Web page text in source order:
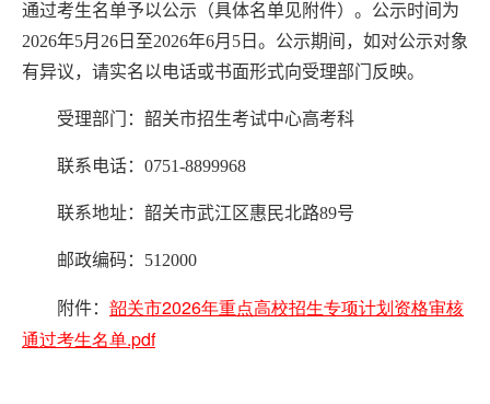
通过考生名单予以公示（具体名单见附件）。公示时间为
2026年5月 26 日至2026年6月 5 日。公示期间，如对公示对象
有异议，请实名以电话或书面形式向受理部门反映。
受理部门：韶关市招生考试中心高考科
联系电话： 0751-8899968
联系地址：韶关市武江区惠民北路89号
邮政编码： 512000
附件： 韶关市2026年重点高校招生专项计划资格审核
通过考生名单.pdf